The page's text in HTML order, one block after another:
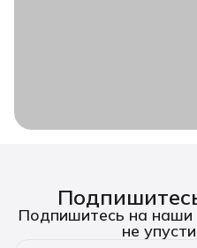
Подпишитесь на наши
не